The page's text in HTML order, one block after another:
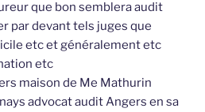
que bon semblera audit
par devant tels juges que
etc et généralement etc
etc
maison de Me Mathurin
advocat audit Angers en sa